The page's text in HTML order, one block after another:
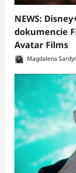
NEWS:
dokumencie
Avatar Films
Magdalena